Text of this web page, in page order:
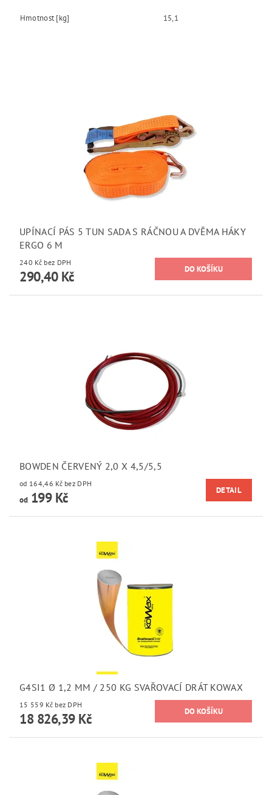
Hmotnost [kg] 15,1
UPÍNACÍ PÁS 5 TUN SADA S RÁČNOU A DVĚMA HÁKY
ERGO 6 M
240 Kč bez DPH
290,40 Kč
BOWDEN ČERVENÝ 2,0 X 4,5/5,5
od 164,46 Kč bez DPH
od199 Kč DETAIL
G4SI1 Ø 1,2 MM / 250 KG SVAŘOVACÍ DRÁT KOWAX
15 559 Kč bez DPH
18 826,39 Kč